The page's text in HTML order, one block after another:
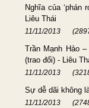
Nghĩa của ‘phán
Liêu Thái
11/11/2013
Trần Mạnh Hảo
(trao đổi) - Liêu
11/11/2013
Sự dễ dãi không
11/11/2013